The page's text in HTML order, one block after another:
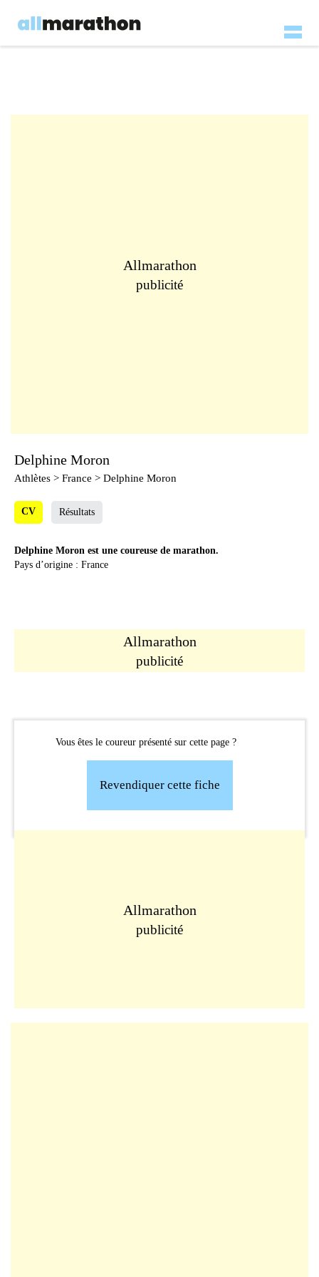
Allmarathon
publicité
Delphine Moron
Athlètes > France > Delphine Moron
CV Résultats
Delphine Moron est une coureuse de marathon.
Pays d’origine : France
Allmarathon
publicité
Vous êtes le coureur présenté sur cette page ?
Revendiquer cette fiche
Allmarathon
publicité